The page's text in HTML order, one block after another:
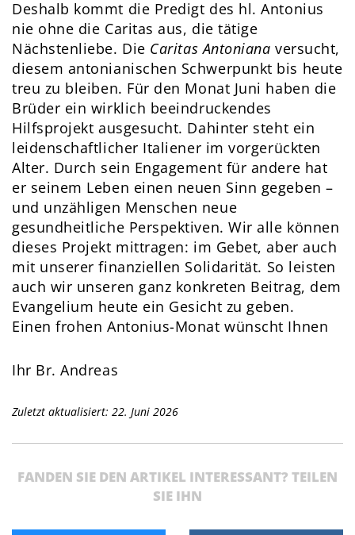
Deshalb kommt die Predigt des hl. Antonius
nie ohne die Caritas aus, die tätige
Nächstenliebe. Die Caritas Antoniana versucht,
diesem antonianischen Schwerpunkt bis heute
treu zu bleiben. Für den Monat Juni haben die
Brüder ein wirklich beeindruckendes
Hilfsprojekt ausgesucht. Dahinter steht ein
leidenschaftlicher Italiener im vorgerückten
Alter. Durch sein Engagement für andere hat
er seinem Leben einen neuen Sinn gegeben –
und unzähligen Menschen neue
gesundheitliche Perspektiven. Wir alle können
dieses Projekt mittragen: im Gebet, aber auch
mit unserer finanziellen Solidarität. So leisten
auch wir unseren ganz konkreten Beitrag, dem
Evangelium heute ein Gesicht zu geben.
Einen frohen Antonius-Monat wünscht Ihnen
Ihr Br. Andreas
Zuletzt aktualisiert: 22. Juni 2026
FANDEN SIE DEN ARTIKEL INTERESSANT? TEILEN
SIE IHN